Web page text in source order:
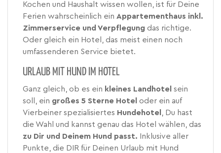
Kochen und Haushalt wissen wollen, ist für Deine
Ferien wahrscheinlich ein Appartementhaus inkl.
Zimmerservice und Verpflegung das richtige.
Oder gleich ein Hotel, das meist einen noch
umfassenderen Service bietet.
URLAUB MIT HUND IM HOTEL
Ganz gleich, ob es ein kleines Landhotel sein
soll, ein großes 5 Sterne Hotel oder ein auf
Vierbeiner spezialisiertes Hundehotel , Du hast
die Wahl und kannst genau das Hotel wählen, das
zu Dir und Deinem Hund passt. Inklusive aller
Punkte, die DIR für Deinen Urlaub mit Hund